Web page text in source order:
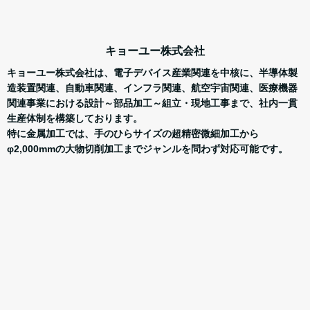
キョーユー株式会社
キョーユー株式会社は、電子デバイス産業関連を中核に、半導体製
造装置関連、自動車関連、インフラ関連、航空宇宙関連、医療機器
関連事業における設計～部品加工～組立・現地工事まで、社内一貫
生産体制を構築しております。
特に金属加工では、手のひらサイズの超精密微細加工から
φ2,000mmの大物切削加工までジャンルを問わず対応可能です。